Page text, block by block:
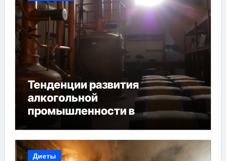
Тенденции развития
алкогольной
промышленности в
Диеты